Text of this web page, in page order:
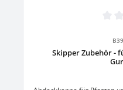
Skipper Zubehör -